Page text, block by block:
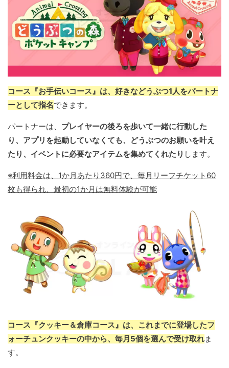
コース『お手伝いコース』は、好きなどうぶつ1人をパートナ
ーとして指名できます。
パートナーは、 プレイヤーの後ろを歩いて一緒に行動した
り、アプリを起動していなくても、どうぶつのお願いを叶え
たり、イベントに必要なアイテムを集めてくれたり します。
※利用料金は、1か月あたり360円で、毎月リーフチケット60
枚も得られ、最初の1か月は無料体験が可能
コース『クッキー＆倉庫コース』は、これまでに登場したフ
ォーチュンクッキーの中から、毎月5個を選んで受け取れま
す。